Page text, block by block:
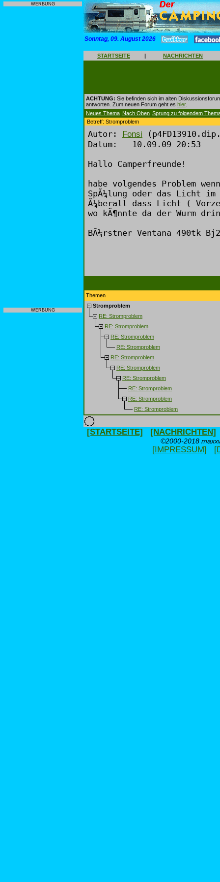
WERBUNG
WERBUNG
Sonntag, 09. August 2026
STARTSEITE | NACHRICHTEN
ACHTUNG: Sie befinden sich im alten
antworten. Zum neuen Forum geht es hier.
Neues Thema | Nach Oben | Sprung zu folgendem
Betreff: Stromproblem
Autor: Fonsi
Datum: 10.09.09 20:53
Hallo Camperfreunde!
habe volgendes Problem
SpÃ¼lung oder das Licht
Ã¼berall dass Licht (
wo kÃ¶nnte da der Wurm
BÃ¼rstner Ventana 490tk
Themen
Stromproblem
RE: Stromproblem
RE: Stromproblem
RE: Stromproblem
RE: Stromproblem
RE: Stromproblem
RE: Stromproblem
RE: Stromproblem
RE: Stromproblem
RE: Stromproblem
RE: Stromproblem
[STARTSEITE] [NACHRICHTEN]
©2000-2018
[IMPRESSUM]